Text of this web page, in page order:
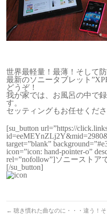
世界最軽量！最薄！そして防
最新のソニータブレット
どうぞ！
我が家では、お風呂の中で
す。
セッティングもお任せくださ
[su_button url=”https://
target=”blank”
icon=”icon: hand-pointer-o”
rel=”nofollow”]ソニーストア
[/su_button]
← 聴き慣れた曲なのに・・・違う！そ